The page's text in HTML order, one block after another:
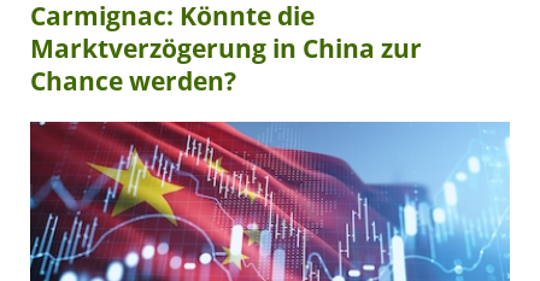
Carmignac: Könnte die
Marktverzögerung in China zur
Chance werden?